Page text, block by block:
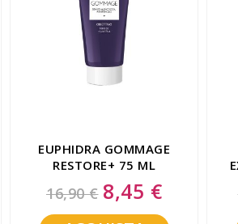
EUPHIDRA GOMMAGE
RESTORE+ 75 ML
16,90 € Special
Price
8,45 €